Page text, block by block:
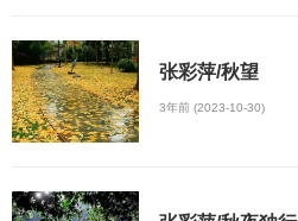
张彩萍/秋望
3年前 (2023-10-30)